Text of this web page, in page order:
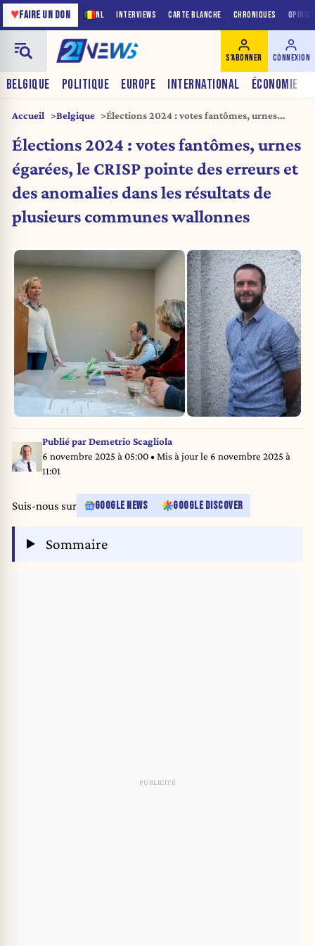
NL INTERVIEWS CARTE BLANCHE CHRONIQUES
♥FAIRE UN DON
BELGIQUE POLITIQUE EUROPE INTERNATIONAL ÉCONOMIE
S'ABONNER CONNEXION
Accueil Belgique
Élections 2024 : votes fantômes, urnes
anomalies dans les résultats de plusieurs
communes wallonnes
Élections 2024 : votes fantômes, urnes
égarées, le CRISP pointe des erreurs et
des anomalies dans les résultats de
plusieurs communes wallonnes
Publié parDemetrio Scagliola
6 novembre 2025 à 05:00• Mis à jour le 6 novembre 2025 à
11:01
Suis-nous sur GOOGLE NEWS GOOGLE DISCOVER
Sommaire